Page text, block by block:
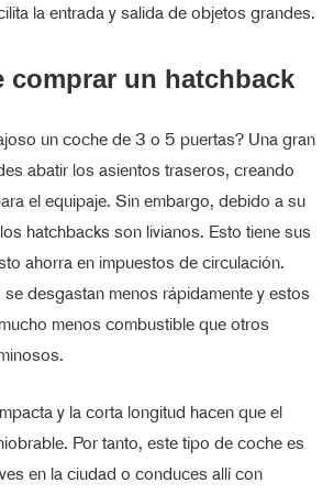
la entrada y salida de objetos grandes.
comprar un hatchback
un coche de 3 o 5 puertas? Una gran
abatir los asientos traseros, creando
el equipaje. Sin embargo, debido a su
hatchbacks son livianos. Esto tiene sus
ahorra en impuestos de circulación.
desgastan menos rápidamente y estos
menos combustible que otros
y la corta longitud hacen que el
Por tanto, este tipo de coche es
en la ciudad o conduces allí con